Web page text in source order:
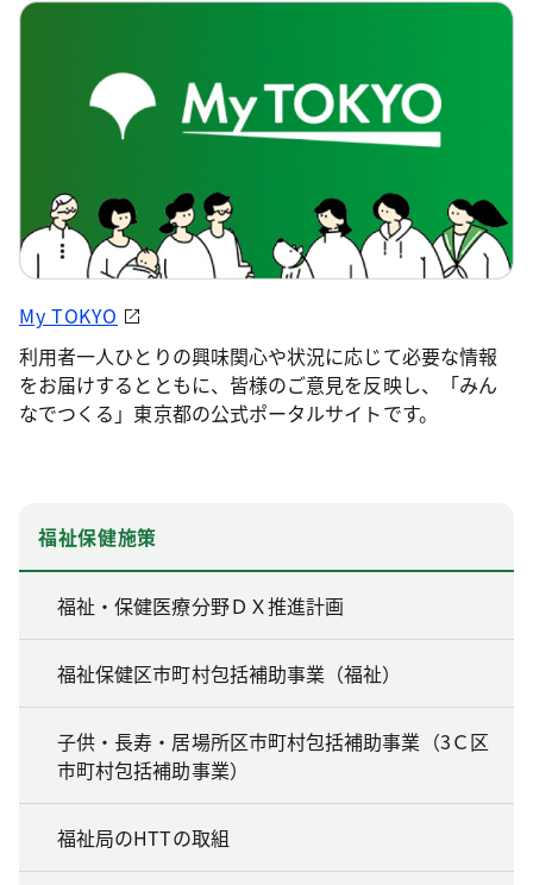
My TOKYO
利用者一人ひとりの興味関心や状況に応じて必要な情報
をお届けするとともに、皆様のご意見を反映し、「みん
なでつくる」東京都の公式ポータルサイトです。
福祉保健施策
福祉・保健医療分野ＤＸ推進計画
福祉保健区市町村包括補助事業（福祉）
子供・長寿・居場所区市町村包括補助事業（3Ｃ区
市町村包括補助事業）
福祉局のHTTの取組